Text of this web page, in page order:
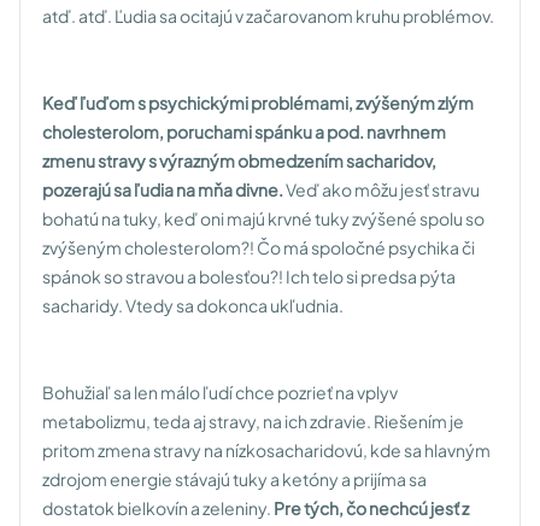
atď. atď. Ľudia sa ocitajú v začarovanom kruhu problémov.
Keď ľuďom s psychickými problémami, zvýšeným zlým
cholesterolom, poruchami spánku a pod. navrhnem
zmenu stravy s výrazným obmedzením sacharidov,
pozerajú sa ľudia na mňa divne.Veď ako môžu jesť stravu
bohatú na tuky, keď oni majú krvné tuky zvýšené spolu so
zvýšeným cholesterolom?! Čo má spoločné psychika či
spánok so stravou a bolesťou?! Ich telo si predsa pýta
sacharidy. Vtedy sa dokonca ukľudnia.
Bohužiaľ sa len málo ľudí chce pozrieť na vplyv
metabolizmu, teda aj stravy, na ich zdravie. Riešením je
pritom zmena stravy na nízkosacharidovú, kde sa hlavným
zdrojom energie stávajú tuky a ketóny a prijíma sa
dostatok bielkovín a zeleniny. Pre tých, čo nechcú jesť z